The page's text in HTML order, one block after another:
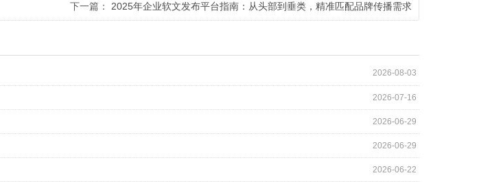
下一篇： 2025年企业软文发布平台指南：从头部到垂类，精准匹配品牌传播需求
2026-08-03
2026-07-16
2026-06-29
2026-06-29
2026-06-22